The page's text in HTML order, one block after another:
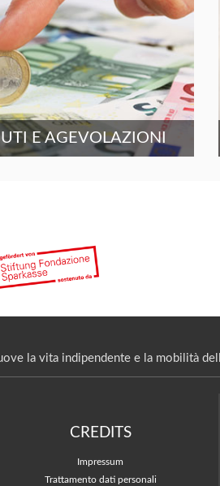
E AGEVOLAZIONI
la vita indipendente e la mobilità
CREDITS
Impressum
Trattamento dati personali